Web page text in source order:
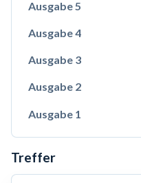
Ausgabe 5
Ausgabe 4
Ausgabe 3
Ausgabe 2
Ausgabe 1
Treffer